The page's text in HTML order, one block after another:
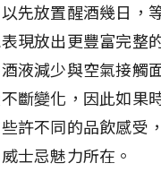
先放置醒酒幾日，
現放出更豐富完整
液減少與空氣接觸
斷變化，因此如果
許不同的品飲感受
士忌魅力所在。